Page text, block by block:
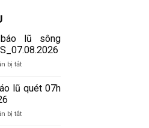
lũ sông
bị tắtở
tin
dự
lũ
lũ quét 07h
bị tắtở